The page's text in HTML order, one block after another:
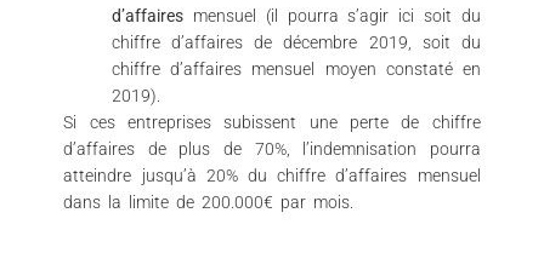
d’affaires mensuel (il pourra s’agir ici soit du
chiffre d’affaires de décembre 2019, soit du
chiffre d’affaires mensuel moyen constaté en
2019).
Si ces entreprises subissent une perte de chiffre
d’affaires de plus de 70%, l’indemnisation pourra
atteindre jusqu’à 20% du chiffre d’affaires mensuel
dans la limite de 200.000€ par mois.